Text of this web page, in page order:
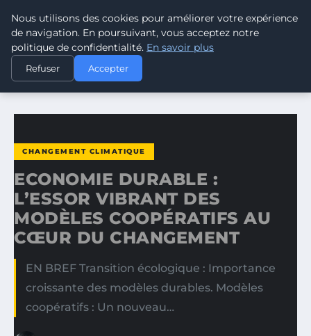
CLIMATE RESPONSE BLOG
ACCUEIL
CHANGEMENT CLIMATIQUE
ECONOMIE DURABLE : L’ESSOR VIBRANT DES MODÈLES…
CHANGEMENT CLIMATIQUE
ECONOMIE DURABLE :
L’ESSOR VIBRANT DES
MODÈLES COOPÉRATIFS AU
CŒUR DU CHANGEMENT
EN BREF Transition écologique : Importance
croissante des modèles durables. Modèles
coopératifs : Un nouveau…
Nous utilisons des cookies pour améliorer votre expérience
de navigation. En poursuivant, vous acceptez notre
politique de confidentialité. En savoir plus
Refuser Accepter